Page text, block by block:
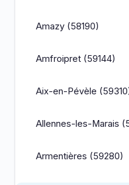
Amazy (58190)
Amfroipret (59144)
Aix-en-Pévèle
Allennes-les-Marais
Armentières (59280)